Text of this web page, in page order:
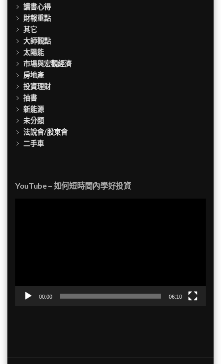
讀書心得
財報重點
其它
大師觀點
太陽能
市場與宏觀經濟
房地產
投資理財
抽書
新能源
未分類
法說會/股東會
二手車
YouTube – 如何短時間內學好投資
00:00 06:10